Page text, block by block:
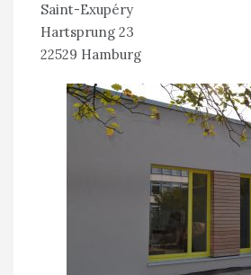
Saint-Exupéry
Hartsprung 23
22529 Hamburg